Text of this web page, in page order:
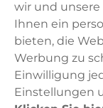
wir und unsere
Ihnen ein
bieten, die
Werbung zu
Einwilligung
Einstellungen